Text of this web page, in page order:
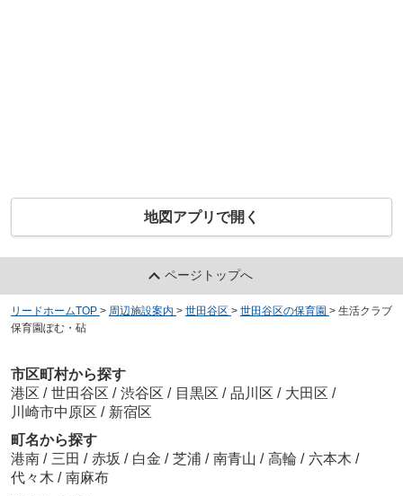
地図アプリで開く
ページトップへ
リードホームTOP > 周辺施設案内 > 世田谷区 > 世田谷区の保育園 > 生活クラブ
保育園ぽむ・砧
市区町村から探す
港区 / 世田谷区 / 渋谷区 / 目黒区 / 品川区 / 大田区 /
川崎市中原区 / 新宿区
町名から探す
港南 / 三田 / 赤坂 / 白金 / 芝浦 / 南青山 / 高輪 / 六本木 /
代々木 / 南麻布